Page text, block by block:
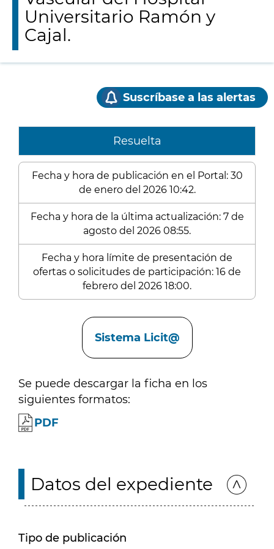
Universitario Ramón y
Cajal.
Suscríbase a las alertas
Resuelta
Fecha y hora de publicación en el Portal: 30
de enero del 2026 10:42.
Fecha y hora de la última actualización: 7 de
agosto del 2026 08:55.
Fecha y hora límite de presentación de
ofertas o solicitudes de participación: 16 de
febrero del 2026 18:00.
Sistema Licit@
Se puede descargar la ficha en los
siguientes formatos:
PDF
Datos del expediente
Tipo de publicación